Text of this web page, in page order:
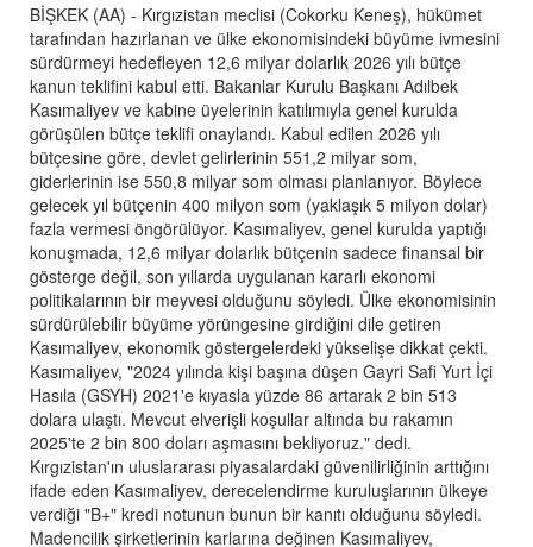
BİŞKEK (AA) - Kırgızistan meclisi (Cokorku Keneş), hükümet
tarafından hazırlanan ve ülke ekonomisindeki büyüme ivmesini
sürdürmeyi hedefleyen 12,6 milyar dolarlık 2026 yılı bütçe
kanun teklifini kabul etti. Bakanlar Kurulu Başkanı Adılbek
Kasımaliyev ve kabine üyelerinin katılımıyla genel kurulda
görüşülen bütçe teklifi onaylandı. Kabul edilen 2026 yılı
bütçesine göre, devlet gelirlerinin 551,2 milyar som,
giderlerinin ise 550,8 milyar som olması planlanıyor. Böylece
gelecek yıl bütçenin 400 milyon som (yaklaşık 5 milyon dolar)
fazla vermesi öngörülüyor. Kasımaliyev, genel kurulda yaptığı
konuşmada, 12,6 milyar dolarlık bütçenin sadece finansal bir
gösterge değil, son yıllarda uygulanan kararlı ekonomi
politikalarının bir meyvesi olduğunu söyledi. Ülke ekonomisinin
sürdürülebilir büyüme yörüngesine girdiğini dile getiren
Kasımaliyev, ekonomik göstergelerdeki yükselişe dikkat çekti.
Kasımaliyev, "2024 yılında kişi başına düşen Gayri Safi Yurt İçi
Hasıla (GSYH) 2021'e kıyasla yüzde 86 artarak 2 bin 513
dolara ulaştı. Mevcut elverişli koşullar altında bu rakamın
2025'te 2 bin 800 doları aşmasını bekliyoruz." dedi.
Kırgızistan'ın uluslararası piyasalardaki güvenilirliğinin arttığını
ifade eden Kasımaliyev, derecelendirme kuruluşlarının ülkeye
verdiği "B+" kredi notunun bunun bir kanıtı olduğunu söyledi.
Madencilik şirketlerinin karlarına değinen Kasımaliyev,